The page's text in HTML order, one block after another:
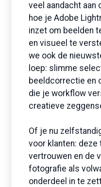
veel aandacht aan
hoe je Adobe
inzet om beelden
en visueel te
we ook de
loep: slimme
beeldcorrectie en
die je workflow
creatieve
Of je nu
voor klanten:
vertrouwen en de
fotografie als
onderdeel in te